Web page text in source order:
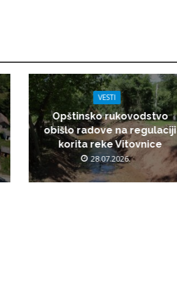
VESTI
Opštinsko rukovodstvo
obišlo radove na regulaciji
korita reke Vitovnice
28.07.2026.